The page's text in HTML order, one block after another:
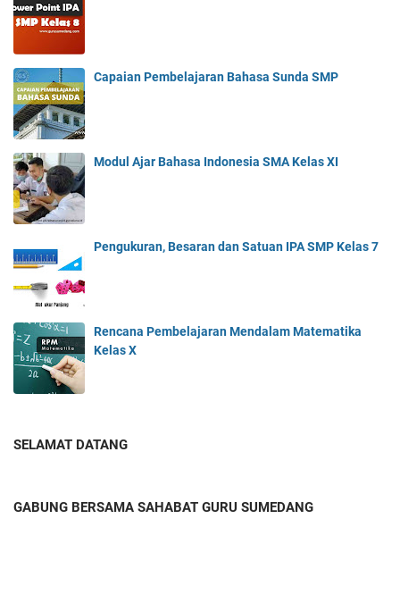
Capaian Pembelajaran Bahasa Sunda SMP
Modul Ajar Bahasa Indonesia SMA Kelas XI
Pengukuran, Besaran dan Satuan IPA SMP Kelas 7
Rencana Pembelajaran Mendalam Matematika
Kelas X
SELAMAT DATANG
GABUNG BERSAMA SAHABAT GURU SUMEDANG